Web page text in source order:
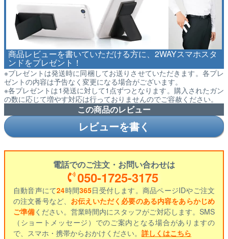
商品レビューを書いていただける方に、2WAYスマホスタ
ンドをプレゼント！
※プレゼントは発送時に同梱してお送りさせていただきます。各プレ
ゼントの内容は予告なく変更になる場合がございます。
※各プレゼントは1発送に対して1点ずつとなります。購入されたガン
の数に応じて増やす対応は行っておりませんのでご容赦ください。
この商品のレビュー
レビューを書く
電話でのご注文・お問い合わせは
050-1725-3175
自動音声にて24時間365日受付します。商品ページIDやご注文
の注文番号など、 お伝えいただく必要のある内容をあらかじめ
ご準備ください。営業時間内にスタッフがご対応します。SMS
（ショートメッセージ）でのご案内となる場合がありますの
で、スマホ・携帯からおかけください。 詳しくはこちら